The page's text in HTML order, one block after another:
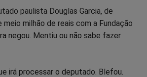
paulista Douglas Garcia, de
milhão de reais com a Fundação
negou. Mentiu ou não sabe fazer
irá processar o deputado. Blefou.